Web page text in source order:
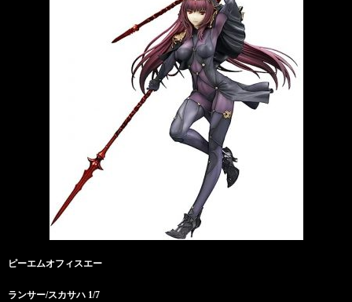
ピーエムオフィスエー
ランサー/スカサハ 1/7